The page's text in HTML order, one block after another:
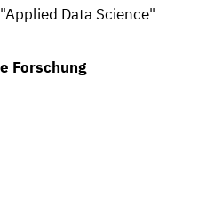
Data Science"
Forschung